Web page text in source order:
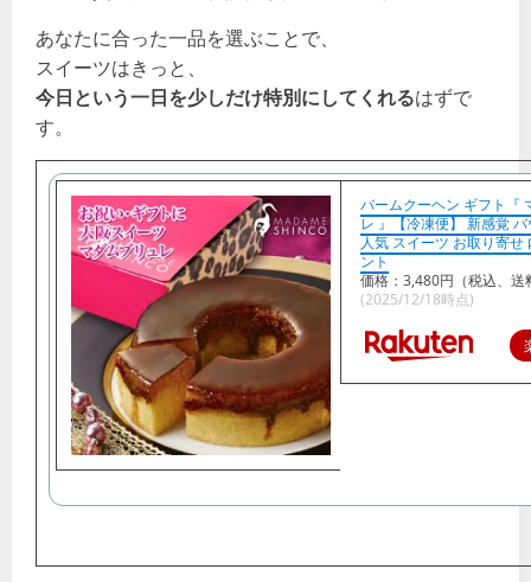
あなたに合った一品を選ぶことで、
スイーツはきっと、
今日という一日を少しだけ特別にしてくれるはずで
す。
バームクーヘン ギフト『
レ 』【冷凍便】 新感覚
人気 スイーツ お取り寄せ
ント
価格：3,480円（税込、送
(2025/12/18時点)